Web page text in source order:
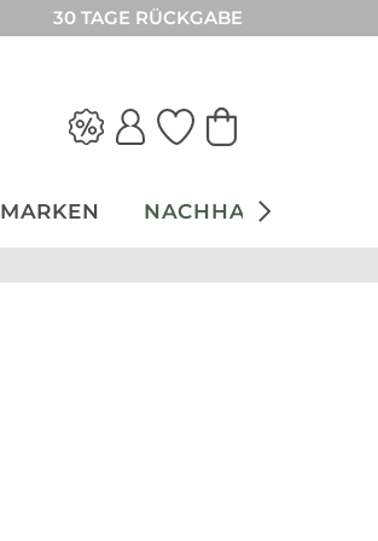
30 TAGE RÜCKGABE
MARKEN NACHHALTIGKEIT